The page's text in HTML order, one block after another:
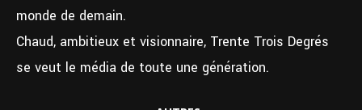
monde de demain.
Chaud, ambitieux et visionnaire, Trente Trois Degrés
se veut le média de toute une génération.